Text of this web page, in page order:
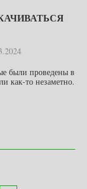
были проведены в
как-то незаметно.